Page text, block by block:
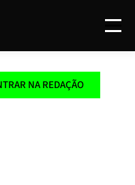
NA REDAÇÃO